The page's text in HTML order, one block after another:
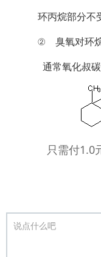
环丙烷部分不
② 臭氧对环烷
通常氧化叔碳
只需付1.0
说点什么吧